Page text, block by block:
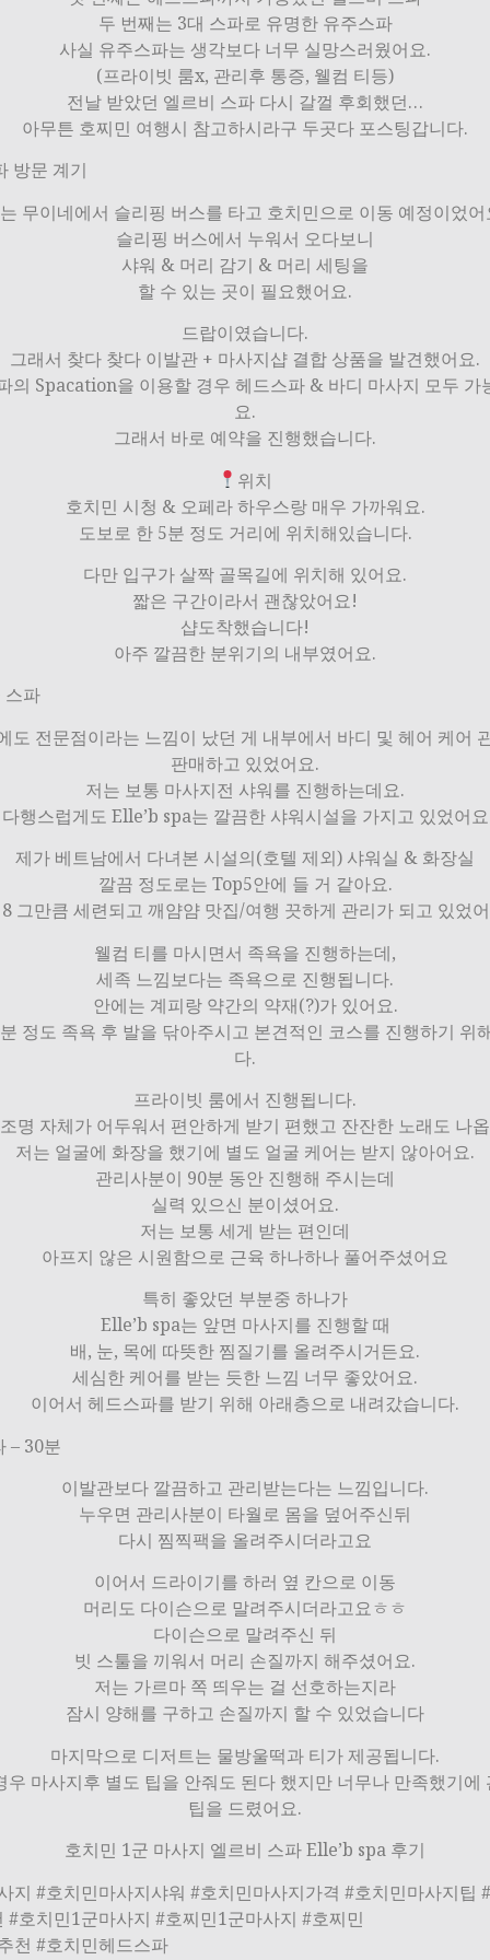
두 번째는 3대 스파로 유명한 유주스파
사실 유주스파는 생각보다 너무 실망스러웠어요.
(프라이빗 룸x, 관리후 통증, 웰컴 티등)
전날 받았던 엘르비 스파 다시 갈껄 후회했던…
아무튼 호찌민 여행시 참고하시라구 두곳다 포스팅갑니다.
방문 계기
무이네에서 슬리핑 버스를 타고 호치민으로 이동 예정이었어
슬리핑 버스에서 누워서 오다보니
샤워 & 머리 감기 & 머리 세팅을
할 수 있는 곳이 필요했어요.
드랍이였습니다.
그래서 찾다 찾다 이발관 + 마사지샵 결합 상품을 발견했어요.
의 Spacation을 이용할 경우 헤드스파 & 바디 마사지 모두 가
요.
그래서 바로 예약을 진행했습니다.
위치
호치민 시청 & 오페라 하우스랑 매우 가까워요.
도보로 한 5분 정도 거리에 위치해있습니다.
다만 입구가 살짝 골목길에 위치해 있어요.
짧은 구간이라서 괜찮았어요!
샵도착했습니다!
아주 깔끔한 분위기의 내부였어요.
스파
도 전문점이라는 느낌이 났던 게 내부에서 바디 및 헤어 케어
판매하고 있었어요.
저는 보통 마사지전 샤워를 진행하는데요.
다행스럽게도 Elle’b spa는 깔끔한 샤워시설을 가지고 있었어요
제가 베트남에서 다녀본 시설의(호텔 제외) 샤워실 & 화장실
깔끔 정도로는 Top5안에 들 거 같아요.
그만큼 세련되고 깨얌얌 맛집/여행 끗하게 관리가 되고 있었
웰컴 티를 마시면서 족욕을 진행하는데,
세족 느낌보다는 족욕으로 진행됩니다.
안에는 계피랑 약간의 약재(?)가 있어요.
정도 족욕 후 발을 닦아주시고 본견적인 코스를 진행하기 위
다.
프라이빗 룸에서 진행됩니다.
명 자체가 어두워서 편안하게 받기 편했고 잔잔한 노래도 나
저는 얼굴에 화장을 했기에 별도 얼굴 케어는 받지 않아어요.
관리사분이 90분 동안 진행해 주시는데
실력 있으신 분이셨어요.
저는 보통 세게 받는 편인데
아프지 않은 시원함으로 근육 하나하나 풀어주셨어요
특히 좋았던 부분중 하나가
Elle’b spa는 앞면 마사지를 진행할 때
배, 눈, 목에 따뜻한 찜질기를 올려주시거든요.
세심한 케어를 받는 듯한 느낌 너무 좋았어요.
이어서 헤드스파를 받기 위해 아래층으로 내려갔습니다.
– 30분
이발관보다 깔끔하고 관리받는다는 느낌입니다.
누우면 관리사분이 타월로 몸을 덮어주신뒤
다시 찜찍팩을 올려주시더라고요
이어서 드라이기를 하러 옆 칸으로 이동
머리도 다이슨으로 말려주시더라고요ㅎㅎ
다이슨으로 말려주신 뒤
빗 스툴을 끼워서 머리 손질까지 해주셨어요.
저는 가르마 쪽 띄우는 걸 선호하는지라
잠시 양해를 구하고 손질까지 할 수 있었습니다
마지막으로 디저트는 물방울떡과 티가 제공됩니다.
우 마사지후 별도 팁을 안줘도 된다 했지만 너무나 만족했기에
팁을 드렸어요.
호치민 1군 마사지 엘르비 스파 Elle’b spa 후기
지 #호치민마사지샤워 #호치민마사지가격 #호치민마사지팁
#호치민1군마사지 #호찌민1군마사지 #호찌민
천 #호치민헤드스파